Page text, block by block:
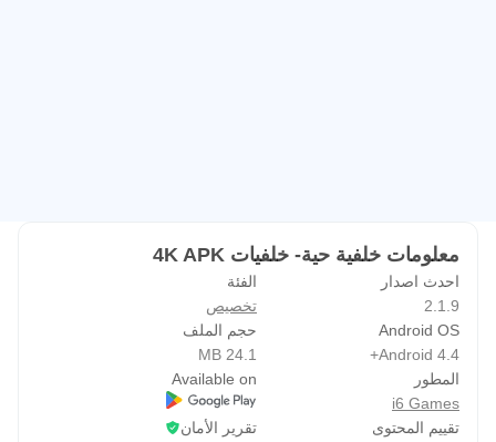
اقتباسات خلفية👉
- الكثير من التحفيزية والعديد من الآخرين على استعداد لتعيين
الشائع👉
- بناءً على تنزيلات المستخدمين والعرض ، تم فرز الخلفية
معلومات خلفية حية- خلفيات 4K APK
احدث اصدار
2.1.9
الفئة
تخصيص
Android OS
Android 4.4+
حجم الملف
24.1 MB
المطور
i6 Games
Available on
تقييم المحتوى
تقرير الأمان